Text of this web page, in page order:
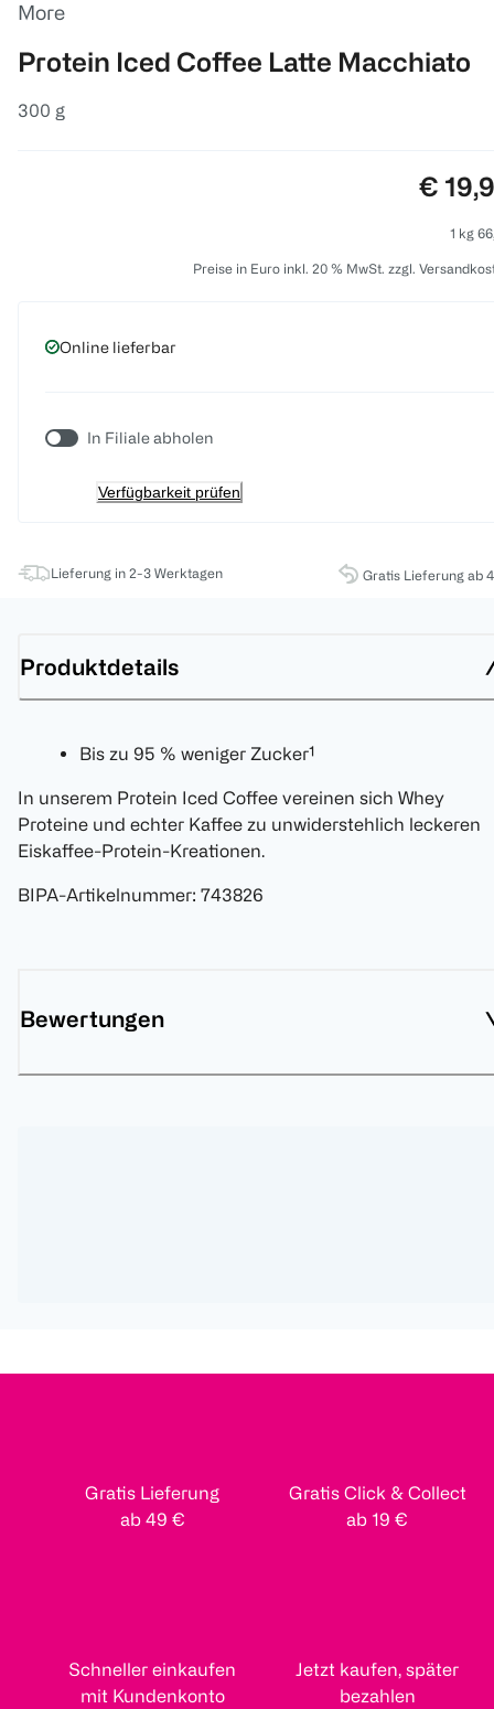
More
Protein Iced Coffee Latte Macchiato
300 g
Preis:
€
1 kg
Preise in Euro inkl. 20 % MwSt. zzgl.
Online lieferbar
In Filiale abholen
Verfügbarkeit prüfen
Lieferung in 2-3 Werktagen Gratis Lieferung ab
Produktdetails
Bis zu 95 % weniger Zucker¹
In unserem Protein Iced Coffee vereinen sich Whey
Proteine und echter Kaffee zu unwiderstehlich leckeren
Eiskaffee-Protein-Kreationen.
BIPA-Artikelnummer: 743826
Bewertungen
Gratis Lieferung
ab 49 €
Gratis Click & Collect
ab 19 €
Schneller einkaufen
mit Kundenkonto
Jetzt kaufen, später
bezahlen